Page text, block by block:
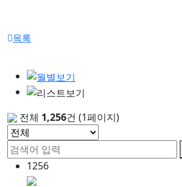
목록
전체 1,256건 (1페이지)
1256